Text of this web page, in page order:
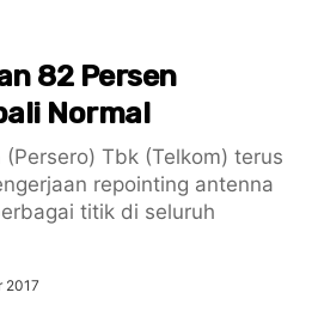
82 Persen
Normal
Tbk (Telkom) terus
repointing antenna
titik di seluruh
2017